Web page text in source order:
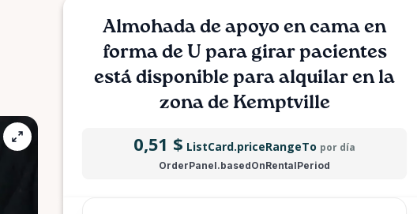
Almohada de apoyo en cama en
forma de U para girar pacientes
está disponible para alquilar en la
zona de Kemptville
0,51 $ ListCard.priceRangeTo por día
OrderPanel.basedOnRentalPeriod